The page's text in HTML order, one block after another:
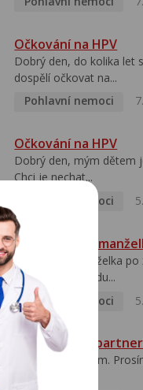
Očkování na HPV
Dobrý den, do kolika let
dospělí očkovat na...
Pohlavní nemoci
Očkování na HPV
Dobrý den, mým dětem
Chci je nechat...
Pohlavní nemoci
HPV pozitivní
Dobrý den, manželka
přivezla z Východu...
Pohlavní nemoci
HPV typ 52 u
Dobrý deň prajem.